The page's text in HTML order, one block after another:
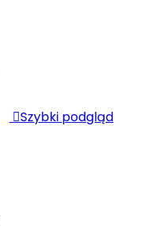
Szybki podgląd